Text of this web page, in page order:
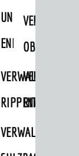
UND
RIPPENWEIER